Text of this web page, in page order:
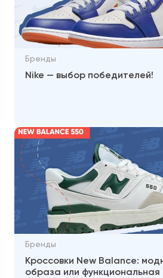
Бренды
Nike — выбор победителей!
Бренды
Кроссовки New Balance:
образа или функциональная